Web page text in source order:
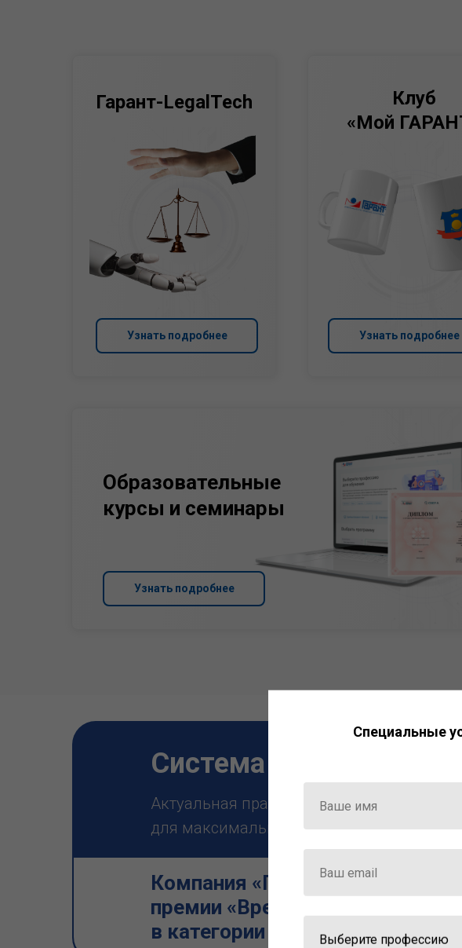
Узнать подробнее
Клуб
«Мой
Узнать подробнее
Образовательные
курсы и семинары
Узнать подробнее
Гарант-LegalTech
Компания «Гарант» стала
премии «Время инноваций —
в категории «Искусственный
Система ГАРАНТ
Актуальная правовая информация и
для максимально эффективной работы с
Специальные